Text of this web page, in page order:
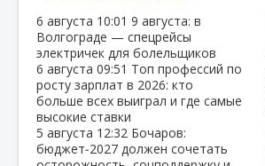
6 августа 10:01 9 августа: в
Волгограде — спецрейсы
электричек для болельщиков
6 августа 09:51 Топ профессий по
росту зарплат в 2026: кто
больше всех выиграл и где самые
высокие ставки
5 августа 12:32 Бочаров:
бюджет‑2027 должен сочетать